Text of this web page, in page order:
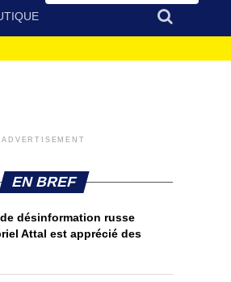
ADVERTISEMENT
EN BREF
désinformation russe
Attal est apprécié des